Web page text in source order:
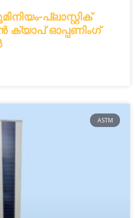
പ്ലാസ്റ്റിക്
ക്യാപ് ഓപ്പണിംഗ്
ASTM